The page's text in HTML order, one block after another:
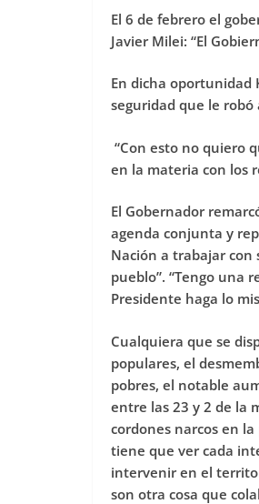
El 6 de febrero el
Javier Milei: “El
En dicha oportunidad
seguridad que le robó
“Con esto no quiero
en la materia con los
El Gobernador
agenda conjunta y
Nación a trabajar con
pueblo”. “Tengo una
Presidente haga lo
Cualquiera que se
populares, el
pobres, el notable
entre las 23 y 2 de la
cordones narcos en
tiene que ver cada
intervenir en el
son otra cosa que